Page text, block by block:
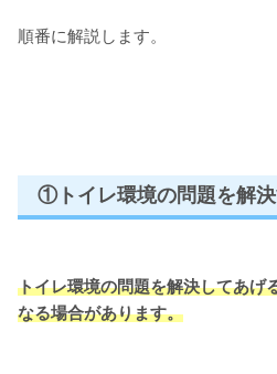
順番に解説します。
①トイレ環境の問題を解
トイレ環境の問題を解決してあげ
なる場合があります。